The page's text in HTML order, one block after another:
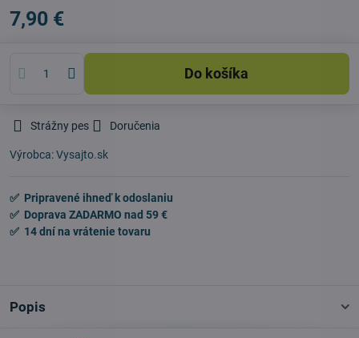
7,90 €
Do košíka
Strážny pes Doručenia
Výrobca:Vysajto.sk
✅ Pripravené ihneď k odoslaniu
✅ Doprava ZADARMO nad 59 €
✅ 14 dní na vrátenie tovaru
Popis